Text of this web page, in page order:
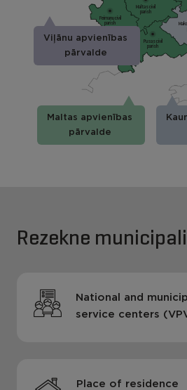
Maltas apvienības
pārvalde
Viļānu apvienības
pārvalde
Feimanu civil
parish
Pusas civil
parish
Maltas civil
parish
Rezekne
National and
service centers
Place of residence